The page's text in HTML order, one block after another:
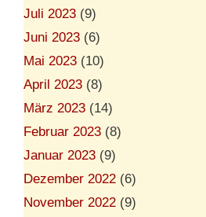
Juli 2023 (9)
Juni 2023 (6)
Mai 2023 (10)
April 2023 (8)
März 2023 (14)
Februar 2023 (8)
Januar 2023 (9)
Dezember 2022 (6)
November 2022 (9)